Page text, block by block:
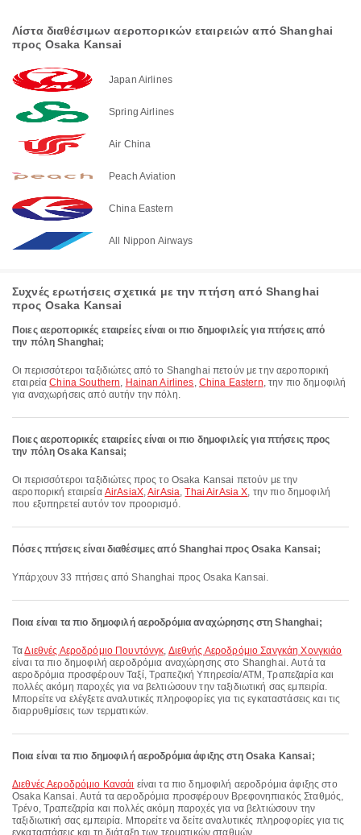
Λίστα διαθέσιμων αεροπορικών εταιρειών από Shanghai
προς Osaka Kansai
Japan Airlines
Spring Airlines
Air China
Peach Aviation
China Eastern
All Nippon Airways
Συχνές ερωτήσεις σχετικά με την πτήση από Shanghai
προς Osaka Kansai
Ποιες αεροπορικές εταιρείες είναι οι πιο δημοφιλείς για πτήσεις από
την πόλη Shanghai;
Οι περισσότεροι ταξιδιώτες από το Shanghai πετούν με την αεροπορική
εταιρείαChina Southern, Hainan Airlines, China Eastern, την πιο δημοφιλή
για αναχωρήσεις από αυτήν την πόλη.
Ποιες αεροπορικές εταιρείες είναι οι πιο δημοφιλείς για πτήσεις προς
την πόλη Osaka Kansai;
Οι περισσότεροι ταξιδιώτες προς το Osaka Kansai πετούν με την
αεροπορική εταιρεία AirAsiaX,AirAsia,Thai AirAsia X, την πιο δημοφιλή
που εξυπηρετεί αυτόν τον προορισμό.
Πόσες πτήσεις είναι διαθέσιμες από Shanghai προς Osaka Kansai;
Υπάρχουν 33 πτήσεις από Shanghai προς Osaka Kansai.
Ποια είναι τα πιο δημοφιλή αεροδρόμια αναχώρησης στη Shanghai;
ΤαΔιεθνές Αεροδρόμιο Πουντόνγκ, Διεθνής Αεροδρόμιο Σανγκάη Χονγκιάο
είναι τα πιο δημοφιλή αεροδρόμια αναχώρησης στο Shanghai. Αυτά τα
αεροδρόμια προσφέρουν Ταξί, Τραπεζική Υπηρεσία/ΑΤΜ, Τραπεζαρία και
πολλές ακόμη παροχές για να βελτιώσουν την ταξιδιωτική σας εμπειρία.
Μπορείτε να ελέγξετε αναλυτικές πληροφορίες για τις εγκαταστάσεις και τις
διαρρυθμίσεις των τερματικών.
Ποια είναι τα πιο δημοφιλή αεροδρόμια άφιξης στη Osaka Kansai;
Διεθνές Αεροδρόμιο Κανσάι είναι τα πιο δημοφιλή αεροδρόμια άφιξης στο
Osaka Kansai. Αυτά τα αεροδρόμια προσφέρουν Βρεφονηπιακός Σταθμός,
Τρένο, Τραπεζαρία και πολλές ακόμη παροχές για να βελτιώσουν την
ταξιδιωτική σας εμπειρία. Μπορείτε να δείτε αναλυτικές πληροφορίες για τις
εγκαταστάσεις και τη διάταξη των τερματικών σταθμών.